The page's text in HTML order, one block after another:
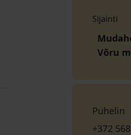
Sijainti
Võru
Puhelin
+372